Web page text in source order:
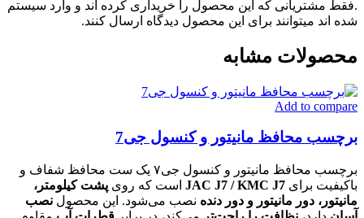
.فقط مشتریانی که این محصول را خریداری کرده اند و وارد سیستم
شده اند میتوانند برای این محصول دیدگاه ارسال کنند.
محصولات مشابه
Add to compare
برچسب محافظ مانیتور و کنسول جی7
برچسب محافظ مانیتور و کنسول جی۷ یک ست محافظ شفاف و
باکیفیت برای JAC J7 / KMC J7 است که روی پشت کیلومتر،
مانیتور، دور مانیتور و دور دنده نصب می‌شود. این محصول نصب